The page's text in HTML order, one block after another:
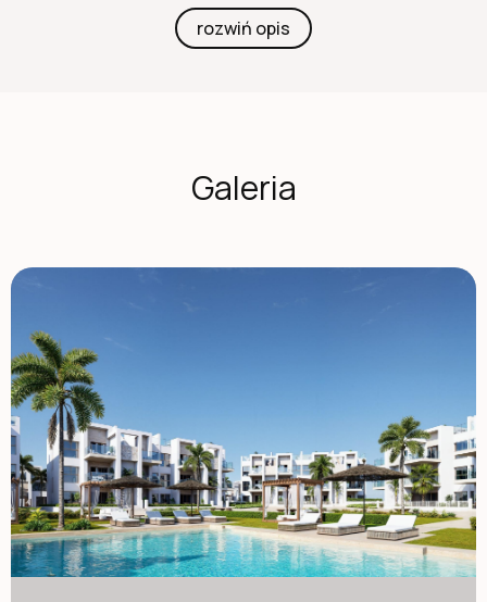
2 łazienkami, z których jedna jest z własną łazienką,
zaprojektowaną tak, by oferować komfort, elegancję i
wyjątkowy śródziemnomorski styl życia, zaledwie 300
golfa. Miasto oferuje również szeroki wybór restauracji,
sklepów, marin i obiektów sportowych, co czyni je bardzo
oferuje kilka typów nieruchomości, dostosowanych do
na średnim piętrze z przestronnymi szeregami lub
penthouse'ami z szeregami i dużymi solariami na dachu.
Solaria wyposażone są w prysznic na zewnątrz oraz
oferują możliwość dodania letniej kuchni i prywatnego
jacuzzi, tworząc idealne miejsce do relaksu i rozrywki, z
otwartym widokiem na pole golfowe i otaczający krajobraz.
Każdy dom został zaprojektowany z jasnymi wnętrzami i
otwartymi przestrzeniami mieszkalnymi, które płynnie
łączą się z przestrzeniami zewnętrznymi. Udogodnienia w
stylu ośrodka i wyjątkowe przestrzenie wspólnotowe
Jedną z najbardziej charakterystycznych cech tego
osiedla jest koncepcja stylu ośrodka. Mieszkańcy mogą
rozwiń opis
Galeria